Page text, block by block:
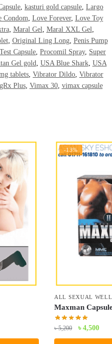
kasturi gold capsule Largo
Condom Love Forever, Love Toy
, Maral Gel Maral XXL Gel
, Original Ling Long, Penis Pump
Capsule Procomil Spray, Super
Gel gold USA Blue Shark, USA
tablets Vibrator Dildo Vibrator
Plus, Vimax 30, vimax capsule
-13%
ALL SEXUAL
Maxman
৳5,200
Original
price
৳ 4,500